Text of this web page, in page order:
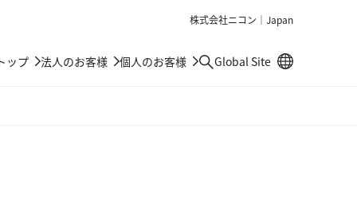
株式会社ニコン｜Japan
ップ
法人のお客様 個人のお客様 検索Global Site別窓で遷移しま